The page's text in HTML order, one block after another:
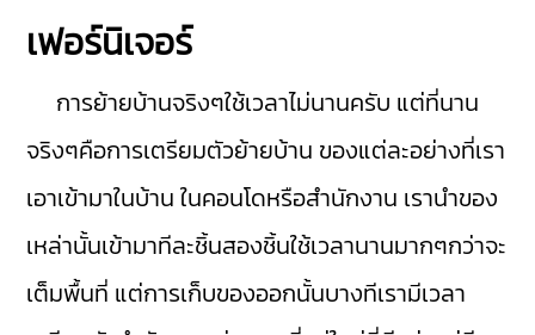
เฟอร์นิเจอร์
การย้ายบ้านจริงๆใช้เวลาไม่นานครับ แต่ที่นาน
จริงๆคือการเตรียมตัวย้ายบ้าน ของแต่ละอย่างที่เรา
เอาเข้ามาในบ้าน ในคอนโดหรือสำนักงาน เรานำของ
เหล่านั้นเข้ามาทีละชิ้นสองชิ้นใช้เวลานานมากๆกว่าจะ
เต็มพื้นที่ แต่การเก็บของออกนั้นบางทีเรามีเวลา